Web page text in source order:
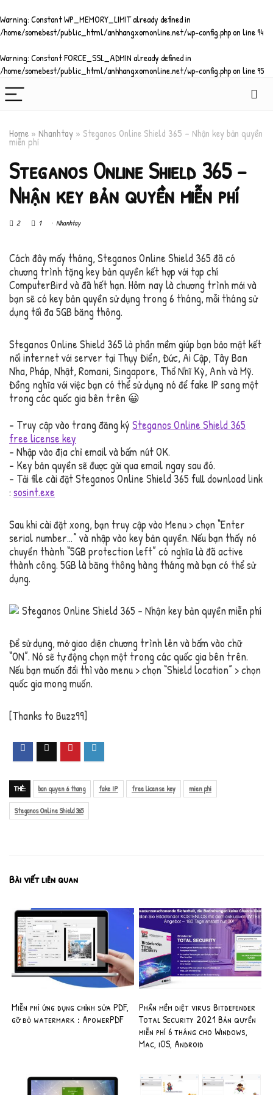
Warning: Constant WP_MEMORY_LIMIT already defined in
/home/somebest/public_html/anhhangxomonline.net/wp-config.phpon line94
Warning: Constant FORCE_SSL_ADMIN already defined in
/home/somebest/public_html/anhhangxomonline.net/wp-config.phpon line95
Home » Nhanhtay » Steganos Online Shield 365 – Nhận key bản quyền
miễn phí
Steganos Online Shield 365 –
Nhận key bản quyền miễn phí
2 1 Nhanhtay
Cách đây mấy tháng, Steganos Online Shield 365 đã có
chương trình tặng key bản quyền kết hợp với tạp chí
ComputerBird và đã hết hạn. Hôm nay là chương trình mới và
bạn sẽ có key bản quyền sử dụng trong 6 tháng, mỗi tháng sử
dụng tối đa 5GB băng thông.
Steganos Online Shield 365 là phần mềm giúp bạn bảo mật kết
nối internet với server tại Thụy Điển, Đức, Ai Cập, Tây Ban
Nha, Pháp, Nhật, Romani, Singapore, Thổ Nhĩ Kỳ, Anh và Mỹ.
Đồng nghĩa với việc bạn có thể sử dụng nó để fake IP sang một
trong các quốc gia bên trên 😀
– Truy cập vào trang đăng ký Steganos Online Shield 365
free license key
– Nhập vào địa chỉ email và bấm nút OK.
– Key bản quyền sẽ được gửi qua email ngay sau đó.
– Tải file cài đặt Steganos Online Shield 365 full download link
: sosint.exe
Sau khi cài đặt xong, bạn truy cập vào Menu > chọn “Enter
serial number…” và nhập vào key bản quyền. Nếu bạn thấy nó
chuyển thành “5GB protection left” có nghĩa là đã active
thành công. 5GB là băng thông hàng tháng mà bạn có thể sử
dụng.
Để sử dụng, mở giao diện chương trình lên và bấm vào chữ
“ON”. Nó sẽ tự động chọn một trong các quốc gia bên trên.
Nếu bạn muốn đổi thì vào menu > chọn “Shield location” > chọn
quốc gia mong muốn.
[Thanks to Buzz99]
THẺ: ban quyen 6 thang fake IP free license key mien phi
Steganos Online Shield 365
Bài viết liên quan
Miễn phí ứng dụng chỉnh sửa PDF,
gỡ bỏ watermark : ApowerPDF
Phần mềm diệt virus Bitdefender
Total Security 2021 Bản quyền
miễn phí 6 tháng cho Windows,
Mac, iOS, Android